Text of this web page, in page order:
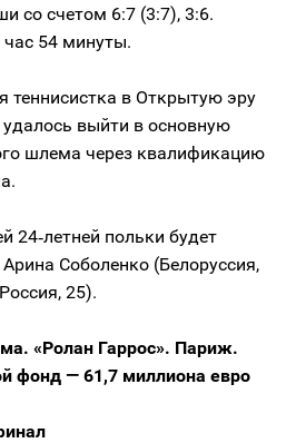
со счетом 6:7 (3:7), 3:6.
час 54 минуты.
теннисистка в Открытую эру
удалось выйти в основную
шлема через квалификацию
24‑летней польки будет
Соболенко (Белоруссия,
25).
«Ролан Гаррос». Париж.
фонд — 61,7 миллиона евро